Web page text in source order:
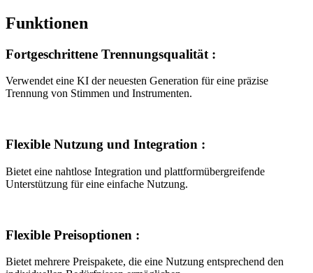
Funktionen
Fortgeschrittene Trennungsqualität :
Verwendet eine KI der neuesten Generation für eine präzise
Trennung von Stimmen und Instrumenten.
Flexible Nutzung und Integration :
Bietet eine nahtlose Integration und plattformübergreifende
Unterstützung für eine einfache Nutzung.
Flexible Preisoptionen :
Bietet mehrere Preispakete, die eine Nutzung entsprechend den